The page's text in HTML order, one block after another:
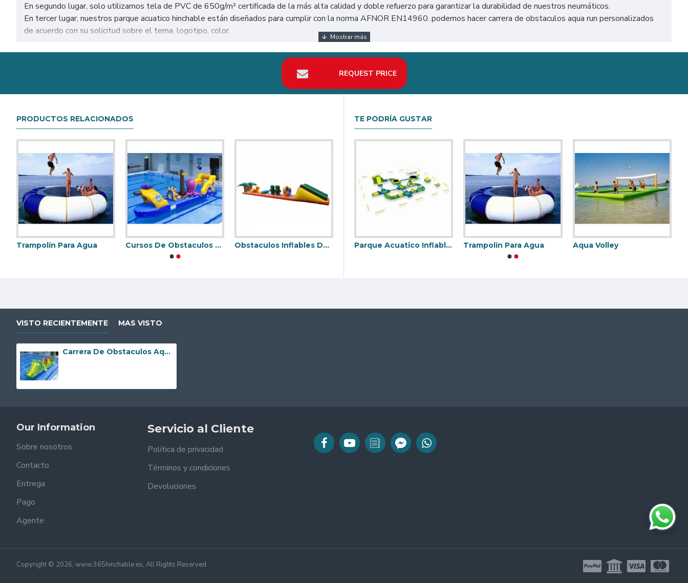
En segundo lugar, solo utilizamos tela de PVC de 650g/m² certificada de la más alta calidad y doble refuerzo para garantizar la durabilidad de nuestros neumáticos.
En tercer lugar, nuestros parque acuatico hinchable están diseñados para cumplir con la norma AFNOR EN14960. podemos hacer carrera de obstaculos aqua run personalizados
de acuerdo con su solicitud sobre el tema, logotipo, color.
Venta de carrera de obstaculos aqua run en todo el mundo: Estados Unidos, México, Argentina, Chile, etc. Particularmente en España, como Madrid, Barcelona, Valencia, Sevilla,
Nuestra combinación de seguridad, calidad y diseños le brinda el mejor retorno de la inversión en su negocio de alquiler Castillo Hinchable.
REQUEST PRICE
PRODUCTOS RELACIONADOS
Trampolín Para Agua Cursos De Obstaculos De Agua Para Piscinas Hinchable Comerciales Obstaculos Inflables De Aqua Fun Tropicale
TE PODRÍA GUSTAR
Wibit Sport Trampolín De Agua Iceberg Inflable Parque Acuatico Inflable Comercial Trampolín Para Agua Aqua Volley
VISTO RECIENTEMENTE MAS VISTO
Carrera De Obstaculos Aqua Run
Our Information
Sobre nosotros
Contacto
Entrega
Pago
Agente
Servicio al Cliente
Política de privacidad
Términos y condiciones
Devoluciones
Copyright © 2026, www.365hinchable.es, All Rights Reserved